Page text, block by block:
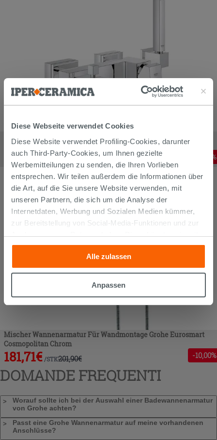
Diese Webseite verwendet Cookies
Diese Website verwendet Profiling-Cookies, darunter
auch Third-Party-Cookies, um Ihnen gezielte
Werbemitteilungen zu senden, die Ihren Vorlieben
entsprechen. Wir teilen außerdem die Informationen über
die Art, auf die Sie unsere Website verwenden, mit
unseren Partnern, die sich um die Analyse der
Internetdaten, Werbung und Sozialen Medien kümmer,
zur Bereitstellung von Social-Media-Funktionen und zur
Analyse unseres Datenverkehrs. Diese könnten sie mit
anderen Informationen, die Sie ihnen geliefert haben oder
die sie aufgrund Ihrer Verwendung ihrer Dienste
gesammelt haben, kombinieren. Falls Sie mehr wissen
möchten oder Ihre Zustimmung zu allen oder einigen
Zustimmung kann durch Klicken auf die Schaltfläche
„Cookies akzeptieren“ gegeben werden. Wenn Sie auf
die Schaltfläche "X" klicken, können Sie das Surfen erst
nach der Installation der technischen Cookies fortsetzen.
Alle zulassen
Anpassen
Chrom
319,13€ STK 455,90 ,00%
Mischer Wannenarmatur Für Wandmontage Grohe Eurosmart
Cosmopolitan Chrom
181,71€ /STK201,90€ -10,00%
DOMANDE FREQUENTI
Worauf sollte ich bei der Auswahl einer Badewannenarmatur
von Grohe achten?
Passt eine Grohe Wannenarmatur auf meine vorhandenen
Anschlüsse?